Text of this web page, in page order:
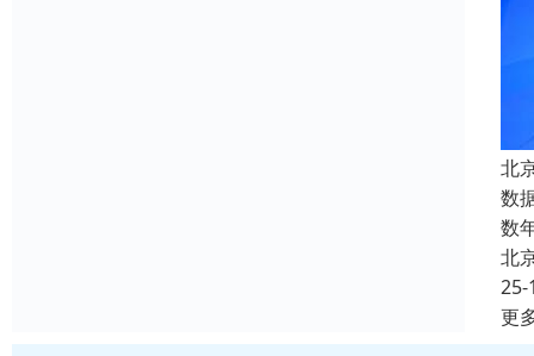
北
数
数
北
25-
更